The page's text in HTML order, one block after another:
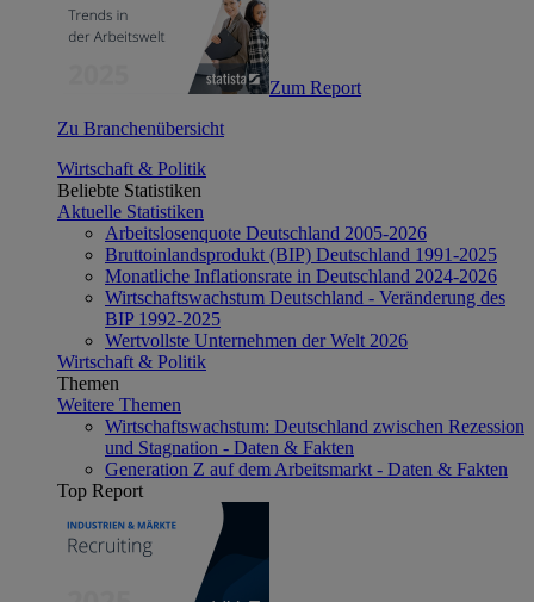
Zum Report
Zu Branchenübersicht
Wirtschaft & Politik
Beliebte Statistiken
Aktuelle Statistiken
Arbeitslosenquote Deutschland 2005-2026
Bruttoinlandsprodukt (BIP) Deutschland 1991-2025
Monatliche Inflationsrate in Deutschland 2024-2026
Wirtschaftswachstum Deutschland - Veränderung des
BIP 1992-2025
Wertvollste Unternehmen der Welt 2026
Wirtschaft & Politik
Themen
Weitere Themen
Wirtschaftswachstum: Deutschland zwischen Rezession
und Stagnation - Daten & Fakten
Generation Z auf dem Arbeitsmarkt - Daten & Fakten
Top Report